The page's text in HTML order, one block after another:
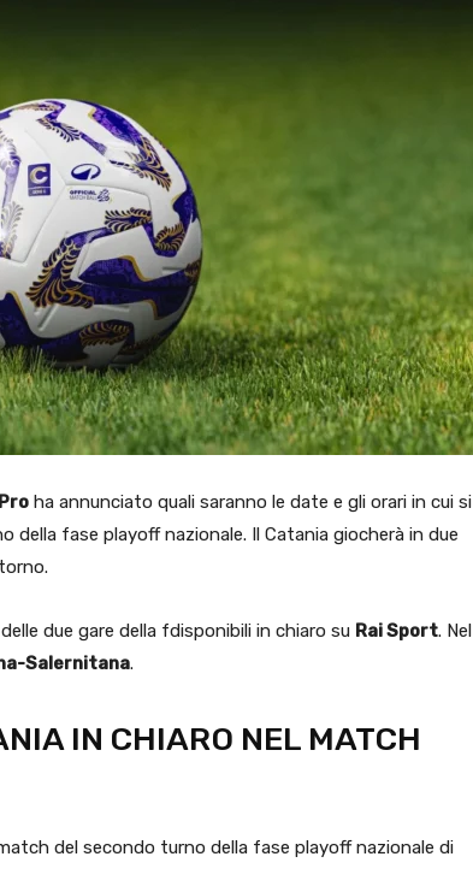
ha annunciato quali saranno le date e gli orari in cui si
della fase playoff nazionale. Il Catania giocherà in due
due gare della fdisponibili in chiaro su Rai Sport. Nel
Salernitana.
IN CHIARO NEL MATCH
del secondo turno della fase playoff nazionale di